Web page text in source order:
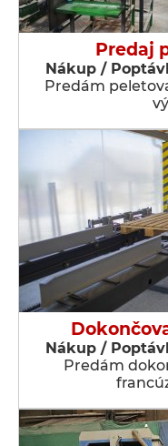
Predaj
Nákup /
Predám
Nákup /
Predám